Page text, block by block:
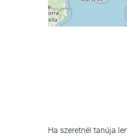
Ha szeretnél tanúja